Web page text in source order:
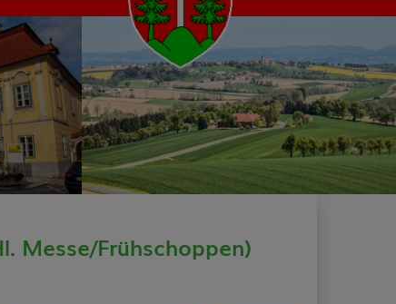
Messe/Frühschoppen)